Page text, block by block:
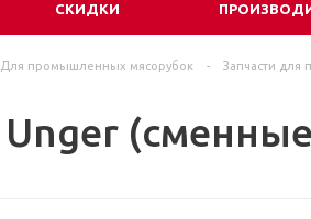
СКИДКИ
Для промышленных мясорубок -
Запчасти для